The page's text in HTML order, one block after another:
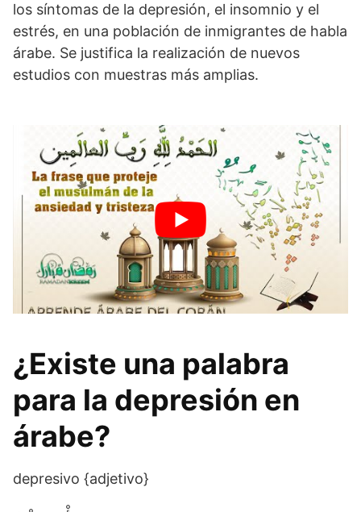
los síntomas de la depresión, el insomnio y el
estrés, en una población de inmigrantes de habla
árabe. Se justifica la realización de nuevos
estudios con muestras más amplias.
¿Existe una palabra
para la depresión en
árabe?
depresivo {adjetivo}